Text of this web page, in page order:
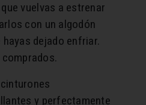
vuelvas a estrenar
con un algodón
hayas dejado enfriar.
y perfectamente